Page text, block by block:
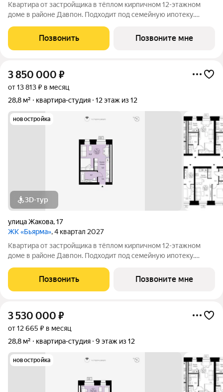
Квартира от застройщика в тёплом кирпичном 12-этажном
доме в районе Давпон. Подходит под семейную ипотеку.
безопасности. Студия свободной планировки. Два окна с
низкими подоконниками.
Позвонить Позвоните мне
3 850 000 ₽
от 13 813 ₽ в месяц
28,8 м²
квартира-студия 12 этаж из 12
новостройка
3D-тур
улица Жакова,17
ЖК «Бьярма», 4 квартал 2027
Квартира от застройщика в тёплом кирпичном 12-этажном
доме в районе Давпон. Подходит под семейную ипотеку.
безопасности. Студия свободной планировки. Два окна с
низкими подоконниками.
Позвонить Позвоните мне
3 530 000 ₽
от 12 665 ₽ в месяц
28,8 м²
квартира-студия 9 этаж из 12
новостройка